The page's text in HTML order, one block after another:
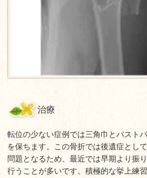
治療
転位の少ない症例では三角巾とバスト
を保ちます。この骨折では後遺症とし
問題となるため、最近では早期より振
行うことが多いです。積極的な挙上練